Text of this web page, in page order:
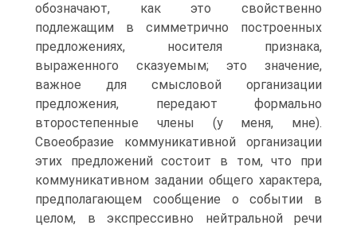
обозначают, как это свойственно
подлежащим в симметрично построенных
предложениях, носителя признака,
выраженного сказуемым; это значение,
важное для смысловой организации
предложения, передают формально
второстепенные члены (у меня, мне).
Своеобразие коммуникативной организации
этих предложений состоит в том, что при
коммуникативном задании общего характера,
предполагающем сообщение о событии в
целом, в экспрессивно нейтральной речи